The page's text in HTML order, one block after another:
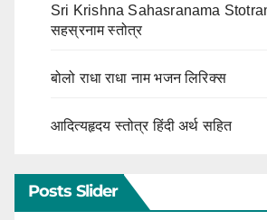
Sri Krishna Sahasranama
सहस्रनाम स्तोत्र
बोलो राधा राधा नाम भजन लिरिक्स
आदित्यहृदय स्तोत्र हिंदी अर्थ सहित
Posts Slider